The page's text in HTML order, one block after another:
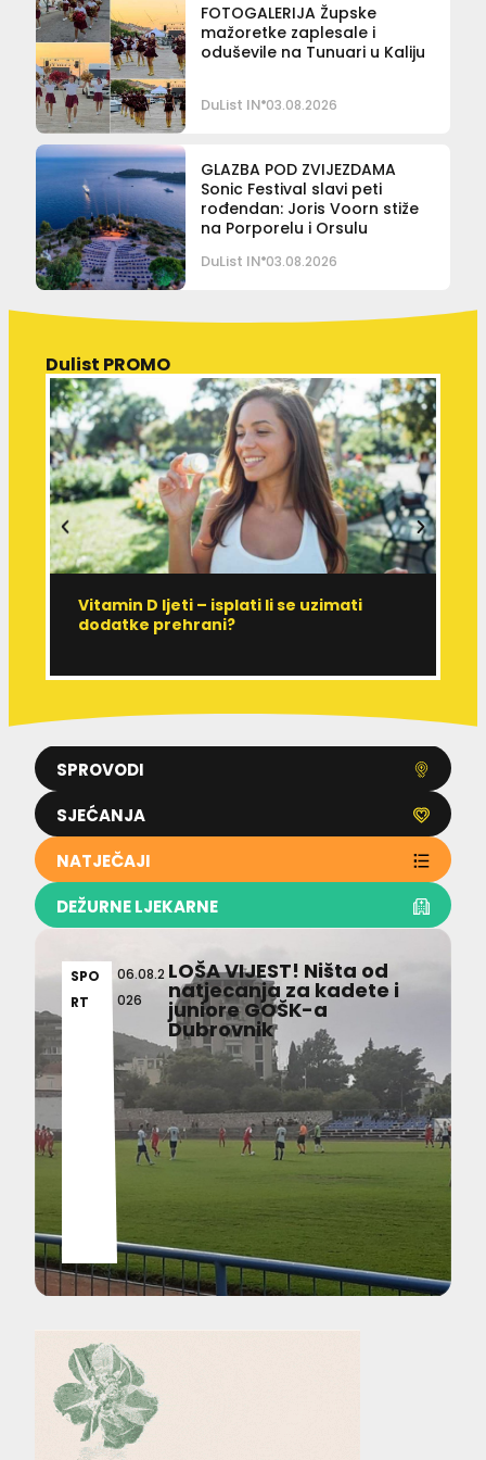
FOTOGALERIJA Župske
mažoretke zaplesale i
oduševile na Tunuari u Kaliju
DuList IN 03.08.2026
GLAZBA POD ZVIJEZDAMA
Sonic Festival slavi peti
rođendan: Joris Voorn stiže
na Porporelu i Orsulu
DuList IN 03.08.2026
SPROVODI
SJEĆANJA
NATJEČAJI
DEŽURNE LJEKARNE
Dulist PROMO
Vitamin D ljeti – isplati li se uzimati
dodatke prehrani?
SPO
RT
06.08.2
026
LOŠA VIJEST! Ništa od
natjecanja za kadete i
juniore GOŠK-a
Dubrovnik